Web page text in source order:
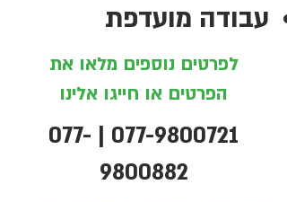
עבודה מועדפת
לפרטים נוספים מלאו את
הפרטים או חייגו אלינו
077-9800721
|
077-
9800882